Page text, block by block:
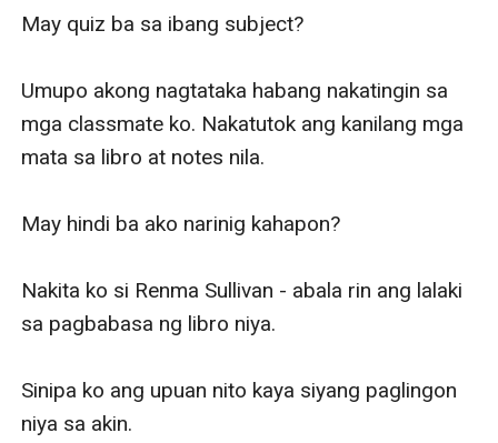
May quiz ba sa ibang subject?
Umupo akong nagtataka habang nakatingin sa
mga classmate ko. Nakatutok ang kanilang mga
mata sa libro at notes nila.
May hindi ba ako narinig kahapon?
Nakita ko si Renma Sullivan - abala rin ang lalaki
sa pagbabasa ng libro niya.
Sinipa ko ang upuan nito kaya siyang paglingon
niya sa akin.